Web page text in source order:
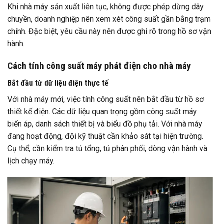
Khi nhà máy sản xuất liên tục, không được phép dừng dây
chuyền, doanh nghiệp nên xem xét công suất gần bằng trạm
chính. Đặc biệt, yêu cầu này nên được ghi rõ trong hồ sơ vận
hành.
Cách tính công suất máy phát điện cho nhà máy
Bắt đầu từ dữ liệu điện thực tế
Với nhà máy mới, việc tính công suất nên bắt đầu từ hồ sơ
thiết kế điện. Các dữ liệu quan trọng gồm công suất máy
biến áp, danh sách thiết bị và biểu đồ phụ tải. Với nhà máy
đang hoạt động, đội kỹ thuật cần khảo sát tại hiện trường.
Cụ thể, cần kiểm tra tủ tổng, tủ phân phối, dòng vận hành và
lịch chạy máy.